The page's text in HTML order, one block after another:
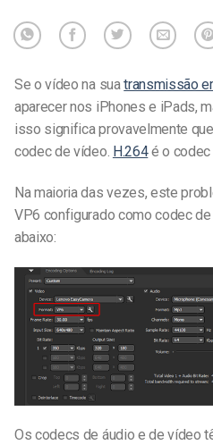
Se o vídeo na suatransmissão
aparecer nos iPhones e iPads,
isso significa provavelmente
codec de vídeo. H.264é o codec
Na maioria das vezes, este
VP6 configurado como codec
abaixo:
Os codecs de áudio e de vídeo